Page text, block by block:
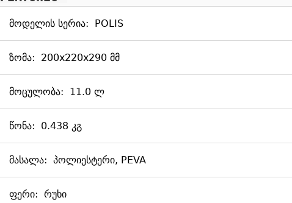
მოდელის სერია: POLIS
ზომა: 200x220x290 მმ
მოცულობა: 11.0 ლ
წონა: 0.438 კგ
მასალა: პოლიესტერი, PEVA
ფერი: რუხი